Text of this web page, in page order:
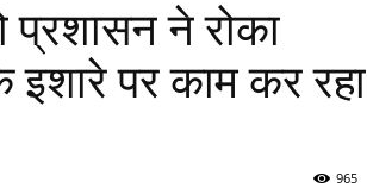
प्रशासन ने रोका
इशारे पर काम कर रहा
965